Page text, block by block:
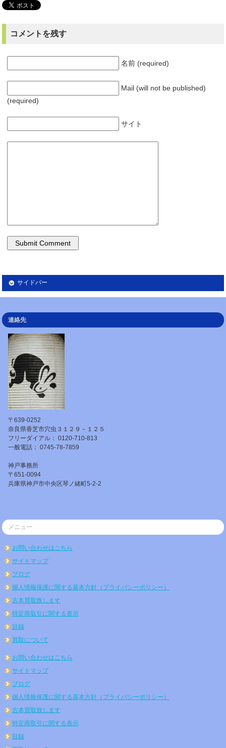
コメントを残す
名前 (required)
Mail (will not be published)
(required)
サイト
サイドバー
連絡先
〒639-0252
奈良県香芝市穴虫３１２９－１２５
フリーダイアル： 0120-710-813
一般電話： 0745-78-7859
神戸事務所
〒651-0094
兵庫県神戸市中央区琴ノ緒町5-2-2
メニュー
お問い合わせはこちら
サイトマップ
ブログ
個人情報保護に関する基本方針（プライバシーポリシー）
古本買取致します
特定商取引に関する表示
目録
買取について
お問い合わせはこちら
サイトマップ
ブログ
個人情報保護に関する基本方針（プライバシーポリシー）
古本買取致します
特定商取引に関する表示
目録